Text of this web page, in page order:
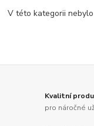
V této kategorii
Kvalitní
pro náročné